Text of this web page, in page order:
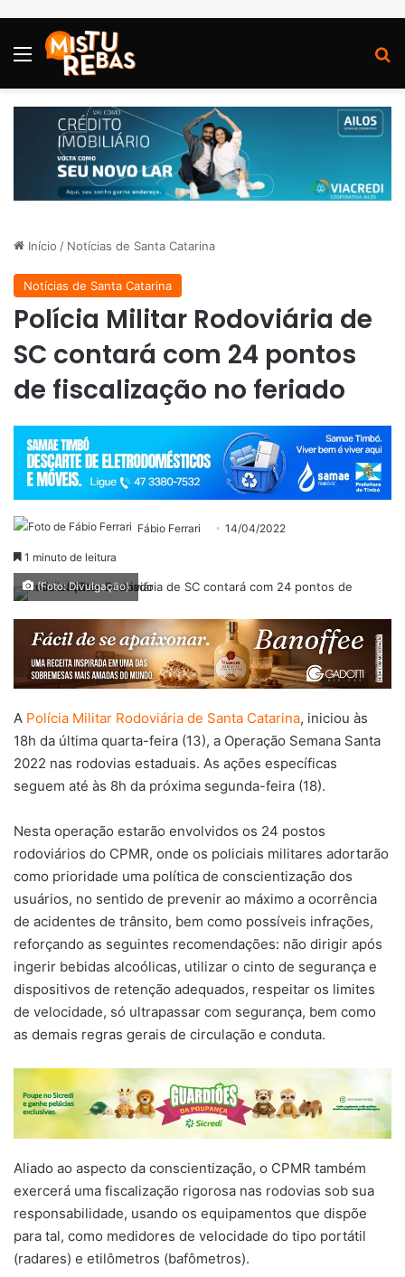
Menu
Início / Notícias de Santa Catarina
Notícias de Santa Catarina
Polícia Militar Rodoviária de
SC contará com 24 pontos
de fiscalização no feriado
Fábio Ferrari 14/04/2022
1 minuto de leitura
(Foto: Divulgação)
A Polícia Militar Rodoviária de Santa Catarina, iniciou às
18h da última quarta-feira (13), a Operação Semana Santa
2022 nas rodovias estaduais. As ações específicas
seguem até às 8h da próxima segunda-feira (18).
Nesta operação estarão envolvidos os 24 postos
rodoviários do CPMR, onde os policiais militares adortarão
como prioridade uma política de conscientização dos
usuários, no sentido de prevenir ao máximo a ocorrência
de acidentes de trânsito, bem como possíveis infrações,
reforçando as seguintes recomendações: não dirigir após
ingerir bebidas alcoólicas, utilizar o cinto de segurança e
dispositivos de retenção adequados, respeitar os limites
de velocidade, só ultrapassar com segurança, bem como
as demais regras gerais de circulação e conduta.
Aliado ao aspecto da conscientização, o CPMR também
exercerá uma fiscalização rigorosa nas rodovias sob sua
responsabilidade, usando os equipamentos que dispõe
para tal, como medidores de velocidade do tipo portátil
(radares) e etilômetros (bafômetros).